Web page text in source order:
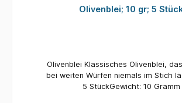
Olivenblei; 10 gr; 5
Olivenblei Klassisches Olivenblei, das Sie auch
bei weiten Würfen niemals im Stich
5 StückGewicht: 10 Gramm